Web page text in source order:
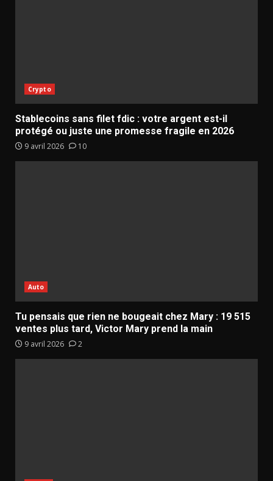
Crypto
Stablecoins sans filet fdic : votre argent est-il
protégé ou juste une promesse fragile en 2026
9 avril 2026 10
Auto
Tu pensais que rien ne bougeait chez Mary : 19 515
ventes plus tard, Victor Mary prend la main
9 avril 2026 2